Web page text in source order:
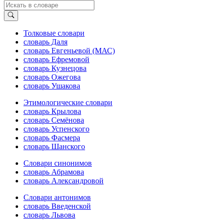
Толковые словари
словарь Даля
словарь Евгеньевой (МАС)
словарь Ефремовой
словарь Кузнецова
словарь Ожегова
словарь Ушакова
Этимологические словари
словарь Крылова
словарь Семёнова
словарь Успенского
словарь Фасмера
словарь Шанского
Словари синонимов
словарь Абрамова
словарь Александровой
Словари антонимов
словарь Введенской
словарь Львова